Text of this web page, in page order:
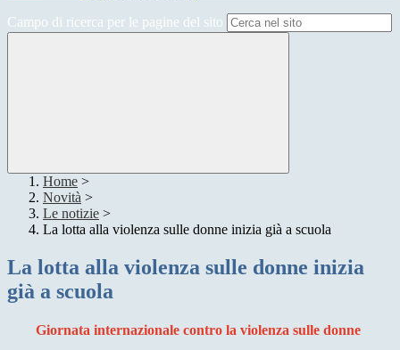
Campo di ricerca per le pagine del sito
Home >
Novità >
Le notizie >
La lotta alla violenza sulle donne inizia già a scuola
La lotta alla violenza sulle donne inizia
già a scuola
Giornata internazionale contro la violenza sulle donne